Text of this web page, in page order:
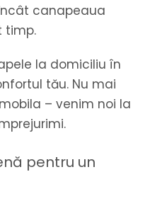
canapeaua
timp.
la domiciliu în
tău. Nu mai
– venim noi la
pentru un